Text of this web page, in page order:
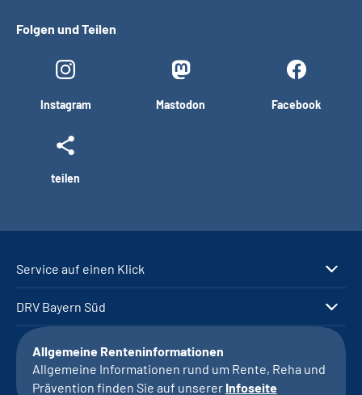
Folgen und Teilen
Instagram Mastodon Facebook
teilen
Service auf einen Klick
DRV Bayern Süd
Allgemeine Renteninformationen
Allgemeine Informationen rund um Rente, Reha und
Prävention finden Sie auf unserer Infoseite